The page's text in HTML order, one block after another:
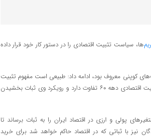
ها، سیاست تثبیت اقتصادی را در دستور کار خود قرار داده
کشور در دهه ۶۰ که به سیاست‌های کوپنی معروف بود، ادامه داد: طبیعی است مفهوم تثبیت
اقتصادی که رییس کل بانک مرکزی مطرح کرده است با تثبیت اقتصادی دهه ۶۰ تفاوت دارد و رویکرد وی ثبات بخشیدن
پولی و ارزی در اقتصاد ایران را به ثبات برساند تا
نیز با ثباتی که در اقتصاد حاکم خواهد شد برای خرید